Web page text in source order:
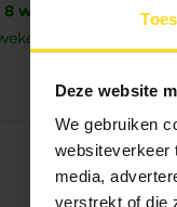
Deze website
We gebruiken
websiteverkeer
media,
verstrekt of die
weken